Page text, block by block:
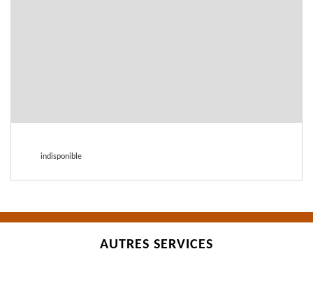
indisponible
AUTRES SERVICES